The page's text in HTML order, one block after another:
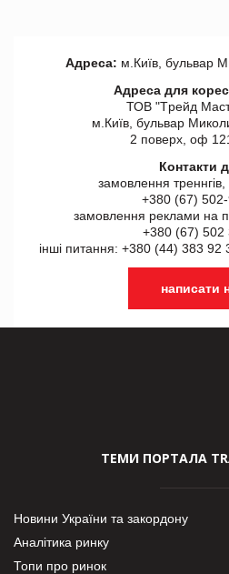
Адреса: м.Київ, бульвар
Адреса для
ТОВ "Tрейд
м.Київ, бульвар
2 поверх, оф
Контакти
замовлення
+380 (67) 502-
замовлення реклами на
+380 (67) 502
інші питання: +380 (44) 383
написати
ТЕМИ ПОРТАЛА
Новини України та закордону
Аналітика ринку
Топи про ринок